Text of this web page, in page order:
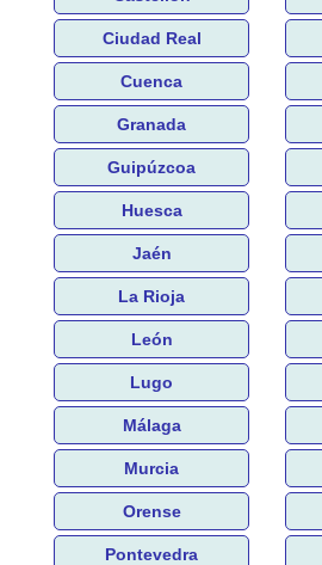
Ciudad Real
Cuenca
Granada
Guipúzcoa
Huesca
Jaén
La Rioja
León
Lugo
Málaga
Murcia
Orense
Pontevedra